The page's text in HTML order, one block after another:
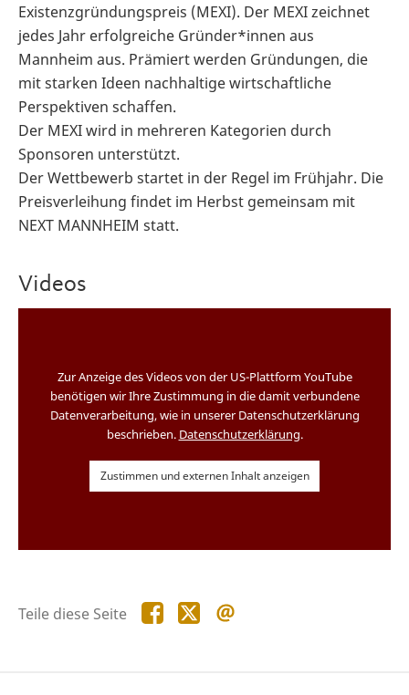
Existenzgründungspreis (MEXI). Der MEXI zeichnet
jedes Jahr erfolgreiche Gründer*innen aus
Mannheim aus. Prämiert werden Gründungen, die
mit starken Ideen nachhaltige wirtschaftliche
Perspektiven schaffen.
Der MEXI wird in mehreren Kategorien durch
Sponsoren unterstützt.
Der Wettbewerb startet in der Regel im Frühjahr. Die
Preisverleihung findet im Herbst gemeinsam mit
NEXT MANNHEIM statt.
Videos
Zur Anzeige des Videos von der US-Plattform YouTube
benötigen wir Ihre Zustimmung in die damit verbundene
Datenverarbeitung, wie in unserer Datenschutzerklärung
beschrieben. Datenschutzerklärung.
Zustimmen und externen Inhalt anzeigen
Teile diese Seite Teile
diese
Teile
diese